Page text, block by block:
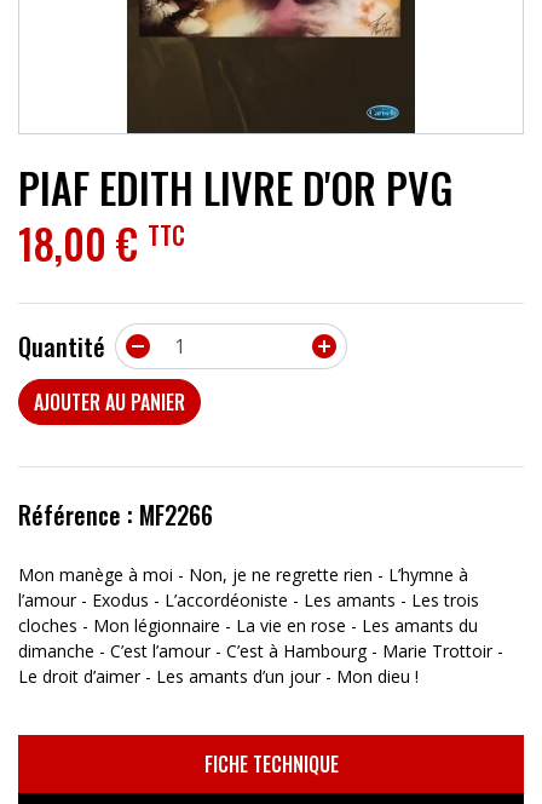
PIAF EDITH LIVRE D'OR PVG
18,00 € TTC
Quantité 

AJOUTER AU PANIER
Référence : MF2266
Mon manège à moi - Non, je ne regrette rien - L’hymne à
l’amour - Exodus - L’accordéoniste - Les amants - Les trois
cloches - Mon légionnaire - La vie en rose - Les amants du
dimanche - C’est l’amour - C’est à Hambourg - Marie Trottoir -
Le droit d’aimer - Les amants d’un jour - Mon dieu !
FICHE TECHNIQUE
ACCESSOIRES
PROMOTIONS